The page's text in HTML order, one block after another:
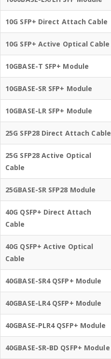
10G SFP+ Direct Attach Cable
10G SFP+ Active Optical Cable
10GBASE-T SFP+ Module
10GBASE-SR SFP+ Module
10GBASE-LR SFP+ Module
25G SFP28 Direct Attach Cable
25G SFP28 Active Optical
Cable
25GBASE-SR SFP28 Module
40G QSFP+ Direct Attach
Cable
40G QSFP+ Active Optical
Cable
40GBASE-SR4 QSFP+ Module
40GBASE-LR4 QSFP+ Module
40GBASE-PLR4 QSFP+ Module
40GBASE-SR-BD QSFP+ Module